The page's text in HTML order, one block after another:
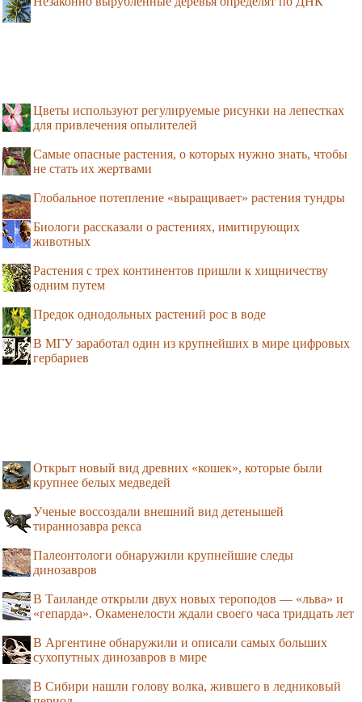
Цветы используют регулируемые рисунки на лепестках
для привлечения опылителей
Самые опасные растения, о которых нужно знать, чтобы
не стать их жертвами
Глобальное потепление «выращивает» растения тундры
Биологи рассказали о растениях, имитирующих
животных
Растения с трех континентов пришли к хищничеству
одним путем
Предок однодольных растений рос в воде
В МГУ заработал один из крупнейших в мире цифровых
гербариев
Открыт новый вид древних «кошек», которые были
крупнее белых медведей
Ученые воссоздали внешний вид детенышей
тираннозавра рекса
Палеонтологи обнаружили крупнейшие следы
динозавров
В Таиланде открыли двух новых тероподов — «льва» и
«гепарда». Окаменелости ждали своего часа тридцать лет
В Аргентине обнаружили и описали самых больших
сухопутных динозавров в мире
В Сибири нашли голову волка, жившего в ледниковый